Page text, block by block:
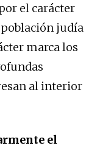
el carácter
judía
marca los
al interior
el